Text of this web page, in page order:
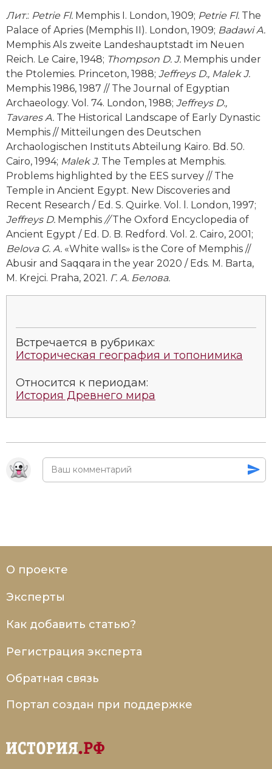
Лит.: Petrie Fl. Memphis I. London, 1909; Petrie Fl. The
Palace of Apries (Memphis II). London, 1909; Badawi A.
Memphis Als zweite Landeshauptstadt im Neuen
Reich. Le Caire, 1948; Thompson D. J. Memphis under
the Ptolemies. Princeton, 1988; Jeffreys D., Malek J.
Memphis 1986, 1987 // The Journal of Egyptian
Archaeology. Vol. 74. London, 1988; Jeffreys D.,
Tavares A. The Historical Landscape of Early Dynastic
Memphis // Mitteilungen des Deutschen
Archaologischen Instituts Abteilung Kairo. Bd. 50.
Cairo, 1994; Malek J. The Temples at Memphis.
Problems highlighted by the EES survey // The
Temple in Ancient Egypt. New Discoveries and
Recent Research / Ed. S. Quirke. Vol. l. London, 1997;
Jeffreys D. Memphis //The Oxford Encyclopedia of
Ancient Egypt / Ed. D. B. Redford. Vol. 2. Cairo, 2001;
Belova G. A. «White walls» is the Core of Memphis //
Abusir and Saqqara in the year 2020 / Eds. M. Barta,
M. Krejci. Praha, 2021. Г. А. Белова.
Встречается в рубриках:
Историческая география и топонимика
Относится к периодам:
История Древнего мира
О проекте
Эксперты
Как добавить статью?
Регистрация эксперта
Обратная связь
Портал создан при поддержке